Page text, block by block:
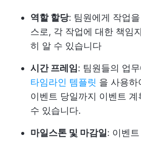
역할 할당: 팀원에게 작업
스로, 각 작업에 대한 책임
히 알 수 있습니다
시간 프레임 : 팀원들의 업
타임라인 템플릿 을 사용하
이벤트 당일까지 이벤트
수 있습니다.
마일스톤 및 마감일 : 이벤